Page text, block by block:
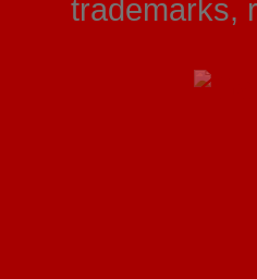
trademarks,